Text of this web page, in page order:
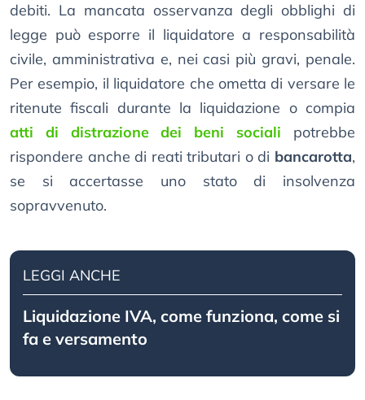
debiti. La mancata osservanza degli obblighi di
legge può esporre il liquidatore a responsabilità
civile, amministrativa e, nei casi più gravi, penale.
Per esempio, il liquidatore che ometta di versare le
ritenute fiscali durante la liquidazione o compia
atti di distrazione dei beni sociali potrebbe
rispondere anche di reati tributari o di bancarotta,
se si accertasse uno stato di insolvenza
sopravvenuto.
LEGGI ANCHE
Liquidazione IVA, come funziona, come si
fa e versamento